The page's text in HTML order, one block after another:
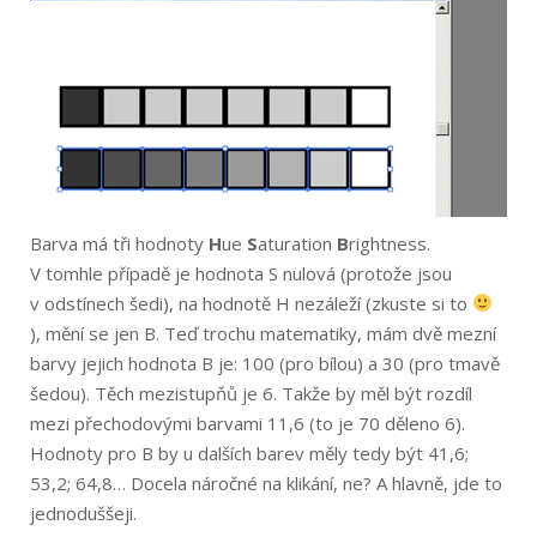
Barva má tři hodnoty Hue Saturation Brightness.
V tomhle případě je hodnota S nulová (protože jsou
v odstínech šedi), na hodnotě H nezáleží (zkuste si to
), mění se jen B. Teď trochu matematiky, mám dvě mezní
barvy jejich hodnota B je: 100 (pro bílou) a 30 (pro tmavě
šedou). Těch mezistupňů je 6. Takže by měl být rozdíl
mezi přechodovými barvami 11,6 (to je 70 děleno 6).
Hodnoty pro B by u dalších barev měly tedy být 41,6;
53,2; 64,8… Docela náročné na klikání, ne? A hlavně, jde to
jednoduššeji.